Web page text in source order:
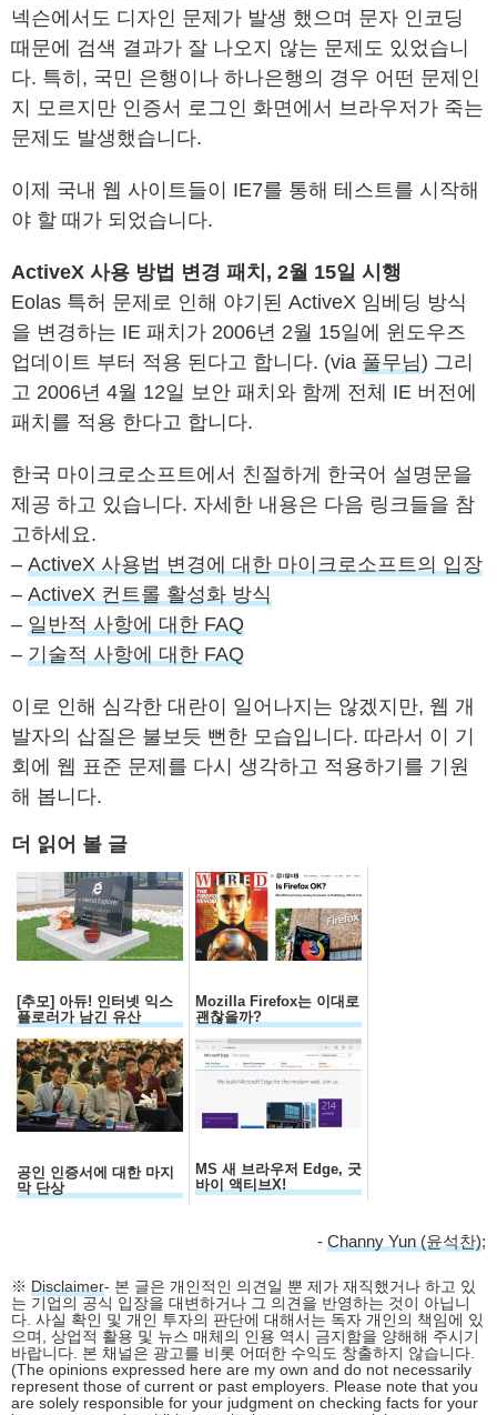
넥슨에서도 디자인 문제가 발생 했으며 문자 인코딩
때문에 검색 결과가 잘 나오지 않는 문제도 있었습니
다. 특히, 국민 은행이나 하나은행의 경우 어떤 문제인
지 모르지만 인증서 로그인 화면에서 브라우저가 죽는
문제도 발생했습니다.
이제 국내 웹 사이트들이 IE7를 통해 테스트를 시작해
야 할 때가 되었습니다.
ActiveX 사용 방법 변경 패치, 2월 15일 시행
Eolas 특허 문제로 인해 야기된 ActiveX 임베딩 방식
을 변경하는 IE 패치가 2006년 2월 15일에 윈도우즈
업데이트 부터 적용 된다고 합니다. (via 풀무님) 그리
고 2006년 4월 12일 보안 패치와 함께 전체 IE 버전에
패치를 적용 한다고 합니다.
한국 마이크로소프트에서 친절하게 한국어 설명문을
제공 하고 있습니다. 자세한 내용은 다음 링크들을 참
고하세요.
– ActiveX 사용법 변경에 대한 마이크로소프트의 입장
– ActiveX 컨트롤 활성화 방식
– 일반적 사항에 대한 FAQ
– 기술적 사항에 대한 FAQ
이로 인해 심각한 대란이 일어나지는 않겠지만, 웹 개
발자의 삽질은 불보듯 뻔한 모습입니다. 따라서 이 기
회에 웹 표준 문제를 다시 생각하고 적용하기를 기원
해 봅니다.
더 읽어 볼 글
[추모] 아듀! 인터넷 익스
플로러가 남긴 유산
Mozilla Firefox는 이대로
괜찮을까?
공인 인증서에 대한 마지
막 단상
MS 새 브라우저 Edge, 굿
바이 액티브X!
- Channy Yun (윤석찬);
※ Disclaimer- 본 글은 개인적인 의견일 뿐 제가 재직했거나 하고 있
는 기업의 공식 입장을 대변하거나 그 의견을 반영하는 것이 아닙니
다. 사실 확인 및 개인 투자의 판단에 대해서는 독자 개인의 책임에 있
으며, 상업적 활용 및 뉴스 매체의 인용 역시 금지함을 양해해 주시기
바랍니다. 본 채널은 광고를 비롯 어떠한 수익도 창출하지 않습니다.
(The opinions expressed here are my own and do not necessarily
represent those of current or past employers. Please note that you
are solely responsible for your judgment on checking facts for your